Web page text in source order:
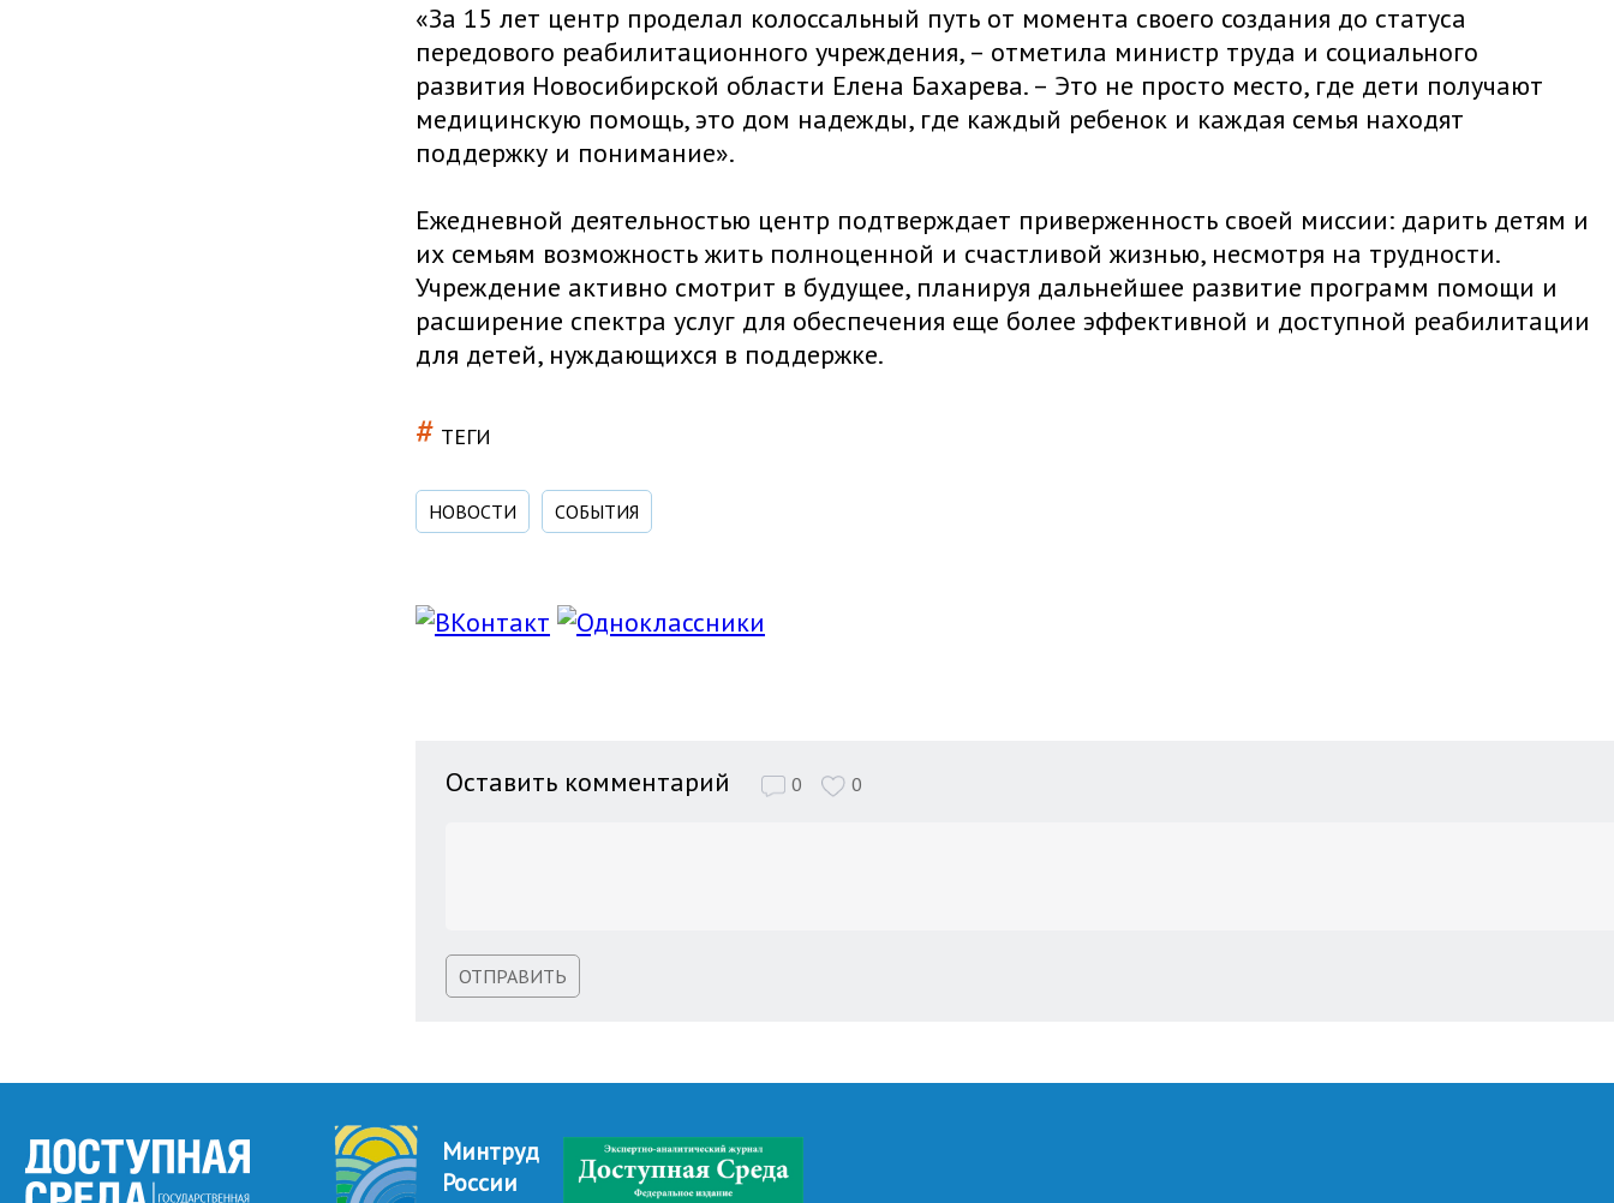
«За 15 лет центр проделал колоссальный путь от момента своего создания до статуса
передового реабилитационного учреждения, – отметила министр труда и социального
развития Новосибирской области Елена Бахарева. – Это не просто место, где дети получают
медицинскую помощь, это дом надежды, где каждый ребенок и каждая семья находят
поддержку и понимание».
Ежедневной деятельностью центр подтверждает приверженность своей миссии: дарить детям и
их семьям возможность жить полноценной и счастливой жизнью, несмотря на трудности.
Учреждение активно смотрит в будущее, планируя дальнейшее развитие программ помощи и
расширение спектра услуг для обеспечения еще более эффективной и доступной реабилитации
для детей, нуждающихся в поддержке.
# ТЕГИ
НОВОСТИ СОБЫТИЯ
Оставить комментарий 0 0
ОТПРАВИТЬ
Минтруд
России